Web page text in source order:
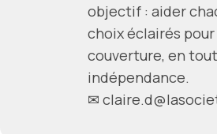
objectif : aider
choix éclairés
couverture, en
indépendance.
✉